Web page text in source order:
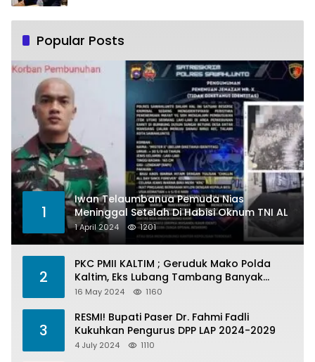
Popular Posts
1
Iwan Telaumbanua Pemuda Nias
Meninggal Setelah Di Habisi Oknum TNI AL
1 April 2024 1201
2
PKC PMII KALTIM ; Geruduk Mako Polda
Kaltim, Eks Lubang Tambang Banyak
Menelan Korban
16 May 2024 1160
3
RESMI! Bupati Paser Dr. Fahmi Fadli
Kukuhkan Pengurus DPP LAP 2024-2029
4 July 2024 1110